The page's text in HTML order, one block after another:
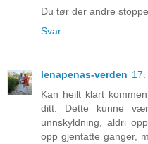
Du tør der andre
Svar
lenapenas-verden
Kan heilt klart
ditt. Dette kunne
unnskyldning, aldri
opp gjentatte ganger,